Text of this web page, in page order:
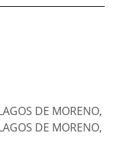
DE MORENO,
DE MORENO,